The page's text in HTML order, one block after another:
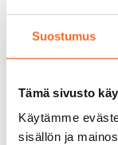
Suostumus
Tämä sivusto
Käytämme
sisällön ja
0 €, (yrityksille
Kulutuksen